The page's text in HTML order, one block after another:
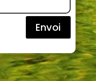
Envoi